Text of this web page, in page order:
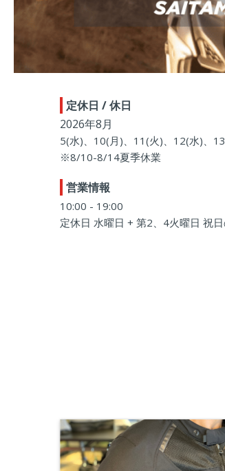
定休日 / 休日
2026年8月
5(水)、10(月)、11(火)、12(水)、
※8/10-8/14夏季休業
営業情報
10:00 - 19:00
定休日 水曜日 + 第2、4火曜日 祝